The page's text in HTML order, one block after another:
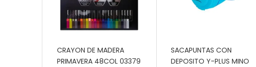
CRAYON DE MADERA
PRIMAVERA 48COL 03379
SACAPUNTAS CON
DEPOSITO Y-PLUS MINO